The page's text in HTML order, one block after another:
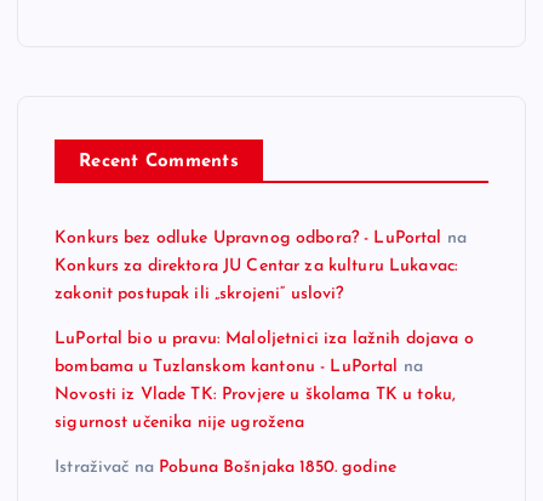
Recent Comments
Konkurs bez odluke Upravnog odbora? - LuPortal
na
Konkurs za direktora JU Centar za kulturu Lukavac:
zakonit postupak ili „skrojeni“ uslovi?
LuPortal bio u pravu: Maloljetnici iza lažnih dojava o
bombama u Tuzlanskom kantonu - LuPortal
na
Novosti iz Vlade TK: Provjere u školama TK u toku,
sigurnost učenika nije ugrožena
Istraživač na Pobuna Bošnjaka 1850. godine